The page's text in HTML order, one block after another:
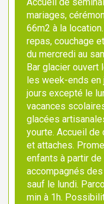
mariages,
66m2 à la
repas, couchage
du mercredi au
Bar glacier
les week-ends
jours excepté le
vacances
glacées
yourte. Accueil de
et attaches.
enfants à partir de
accompagnés
sauf le lundi.
min à 1h.